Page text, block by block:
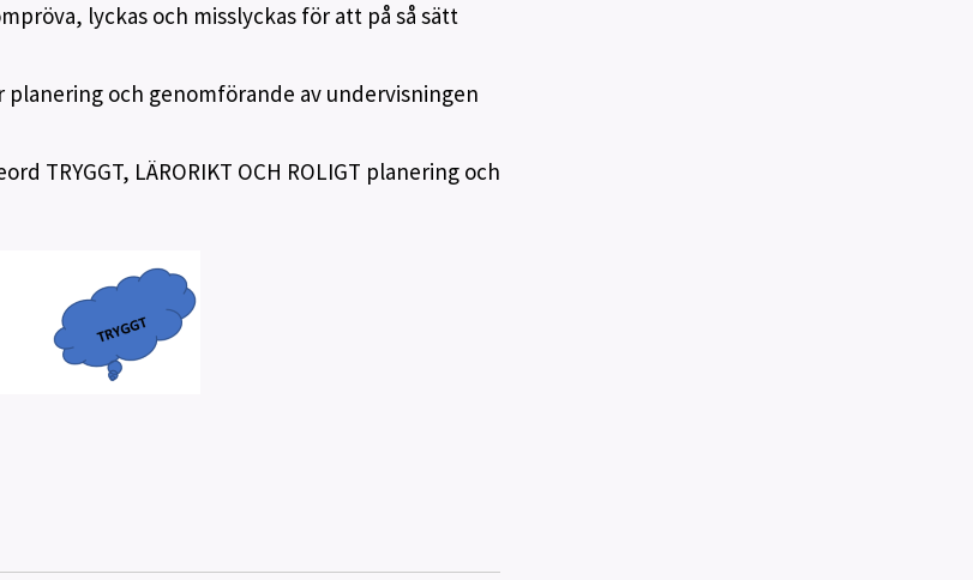
lyckas och misslyckas för att på så sätt
och genomförande av undervisningen
TRYGGT, LÄRORIKT OCH ROLIGT planering och